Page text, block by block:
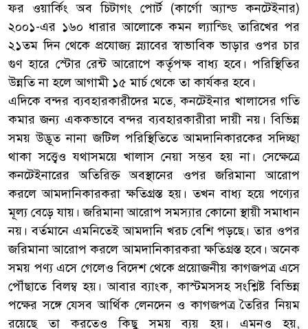
ফর ওয়ার্কিং অব চিটাগং পোর্ট (কার্গো অ্যান্ড কনটেইনার)
২০০১-এর ১৬০ ধারার আলোকে কমন ল্যান্ডিং তারিখের পর
২১তম দিন থেকে প্রযোজ্য স্ন্যাবের স্বাভাবিক ভাড়ার ওপর চার
গুণ হারে স্টোর রেন্ট আরোপে কর্তৃপক্ষ বাধ্য হবে। পরিস্থিতির
উন্নতি না হলে আগামী ১৫ মার্চ থেকে তা কার্যকর হবে।
এদিকে বন্দর ব্যবহারকারীদের মতে, কনটেইনার খালাসের গতি
কমার জন্য এককভাবে বন্দর ব্যবহারকারীরা দায়ী নয়। বিভিন্ন
সময় উদ্ভূত নানা জটিল পরিস্থিতিতে আমদানিকারকের সদিচ্ছা
থাকা সত্ত্বেও যথাসময়ে খালাস নেয়া সম্ভব হয় না। সেক্ষেত্রে
কনটেইনারের অতিরিক্ত অবস্থানের ওপর জরিমানা আরোপ
করলে আমদানিকারকরা ক্ষতিগ্রস্ত হয়। তখন বাধ্য হয়ে পণ্যের
মূল্য বেড়ে যায়। জরিমানা আরোপ সমস্যার কোনো স্থায়ী সমাধান
নয়। বর্তমানে এমনিতেই আমদানি খরচ বেশি পড়ছে। তার ওপর
জরিমানা আরোপ করলে আমদানিকারকরা ক্ষতিগ্রস্ত হবে। অনেক
সময় পণ্য এসে গেলেও বিদেশ থেকে প্রয়োজনীয় কাগজপত্র এসে
পৌঁছাতে বিলম্ব হয়। আবার ব্যাংক, কাস্টমসসহ সংশ্লিষ্ট বিভিন্ন
পক্ষের সঙ্গে যেসব আর্থিক লেনদেন ও কাগজপত্র তৈরির নিয়ম
রয়েছে তা করতেও কিছু সময় ব্যয় হয়। এমনও হয়,